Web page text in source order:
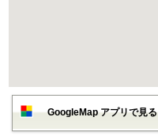
GoogleMap アプリで見る